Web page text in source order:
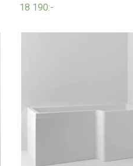
18 190:-